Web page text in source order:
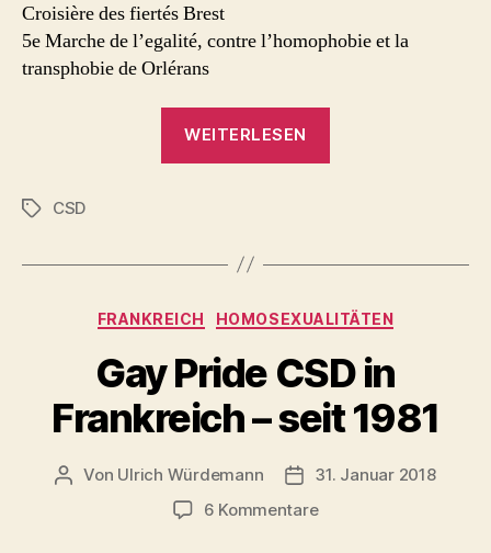
Croisière des fiertés Brest
5e Marche de l’egalité, contre l’homophobie et la
transphobie de Orlérans
WEITERLESEN
Schlagwörter
CSD
Kategorien
FRANKREICH HOMOSEXUALITÄTEN
Gay Pride CSD in
Frankreich – seit 1981
Beitragsautor
Von Ulrich Würdemann Beitragsdatum
31. Januar 2018
6 Kommentarezu